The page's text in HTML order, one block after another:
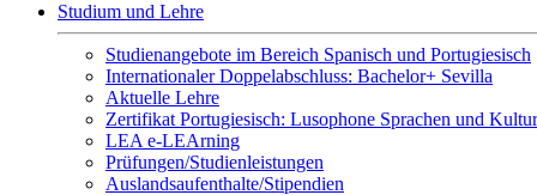
Studium und Lehre
Studienangebote im Bereich Spanisch und Portugiesisch
Internationaler Doppelabschluss: Bachelor+ Sevilla
Aktuelle Lehre
Zertifikat Portugiesisch: Lusophone Sprachen und
LEA e-LEArning
Prüfungen/Studienleistungen
Auslandsaufenthalte/Stipendien